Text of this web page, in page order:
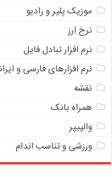
موزیک پلیر و رادیو
نرخ ارز
ﻧﺮﻡ ﺍﻓﺰﺍﺭ ﺗﺒﺎﺩﻝ ﻓﺎﻳﻞ
نرم افزارهای فارسی و
نقشه
همراه بانک
والپیپر
ورزشی و تناسب اندام